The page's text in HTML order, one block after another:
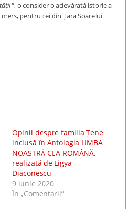
“, o consider o adevărată istorie a
pentru cei din Țara Soarelui
Opinii despre familia Țene
inclusă în Antologia LIMBA
NOASTRĂ CEA ROMÂNĂ,
realizată de Ligya
Diaconescu
9 iunie 2020
În „Comentarii”